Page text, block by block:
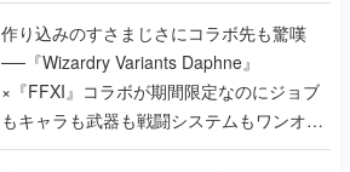
作り込みのすさまじさにコラボ先も驚嘆
──『Wizardry Variants Daphne』
×『FFXI』コラボが期間限定なのにジョブ
もキャラも武器も戦闘システムもワンオフ
で作り込まれた理由を両ディレクターに聞